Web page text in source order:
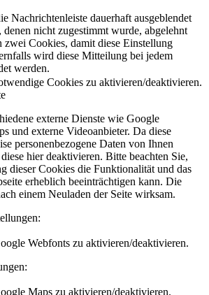
Nachrichtenleiste dauerhaft ausgeblendet
nicht zugestimmt wurde, abgelehnt
zwei Cookies, damit diese Einstellung
wird diese Mitteilung bei jedem
werden.
Cookies zu aktivieren/deaktivieren.
externe Dienste wie Google
und externe Videoanbieter. Da diese
personenbezogene Daten von Ihnen
hier deaktivieren. Bitte beachten Sie,
dieser Cookies die Funktionalität und das
erheblich beeinträchtigen kann. Die
einem Neuladen der Seite wirksam.
Webfonts zu aktivieren/deaktivieren.
Maps zu aktivieren/deaktivieren.